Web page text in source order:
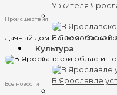
У жителя
В Ярославской
Культура
В Ярославле
Происшествия
Дачный дом и автомобиль
Все новости